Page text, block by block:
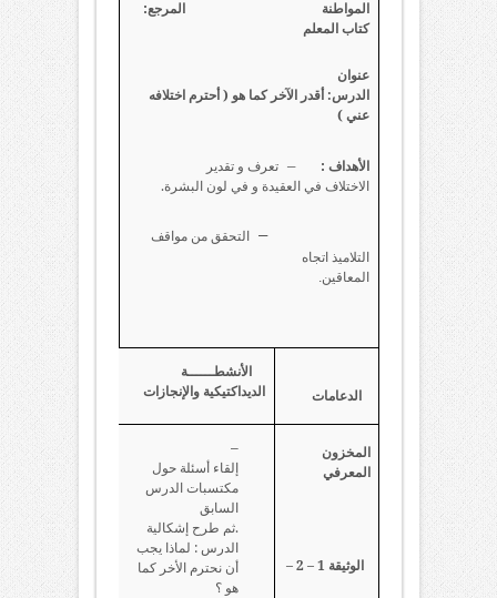
المواطنة المرجع:
كتاب المعلم
عنوان
الدرس: أقدر الآخر كما هو ( أحترم اختلافه
عني )
الأهداف : – تعرف و تقدير
الاختلاف في العقيدة و في لون البشرة.
–
التحقق من مواقف
التلاميذ اتجاه
المعاقين.
الدعامات
الأنشطــــــة
الديداكتيكية والإنجازات
المخزون
المعرفي
الوثيقة 1 – 2 –
–
إلقاء أسئلة حول
مكتسبات الدرس
السابق
.ثم طرح إشكالية
الدرس : لماذا يجب
أن نحترم الأخر كما
هو ؟